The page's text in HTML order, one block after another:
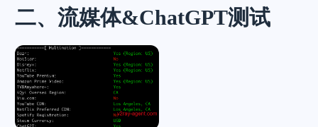
二、流媒体&ChatGPT测试